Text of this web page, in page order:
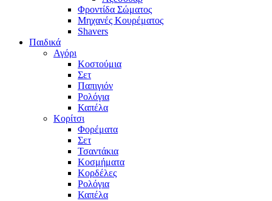
Φροντίδα Σώματος
Μηχανές Κουρέματος
Shavers
Παιδικά
Αγόρι
Κοστούμια
Σετ
Παπιγιόν
Ρολόγια
Καπέλα
Κορίτσι
Φορέματα
Σετ
Τσαντάκια
Κοσμήματα
Κορδέλες
Ρολόγια
Καπέλα